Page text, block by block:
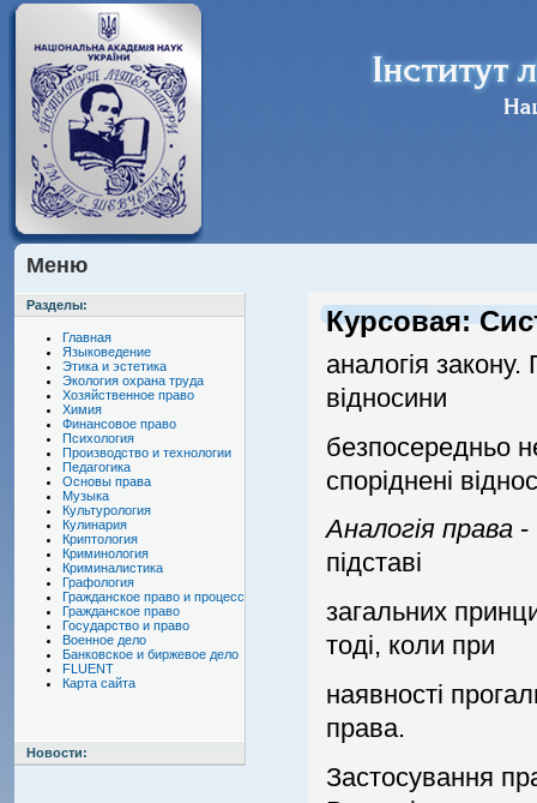
Меню
Разделы:
Главная
Языковедение
Этика и эстетика
Экология охрана труда
Хозяйственное право
Химия
Финансовое право
Психология
Производство и технологии
Педагогика
Основы права
Музыка
Культурология
Кулинария
Криптология
Криминология
Криминалистика
Графология
Гражданское право и процесс
Гражданское право
Государство и право
Военное дело
Банковское и биржевое дело
FLUENT
Карта сайта
Новости:
Курсовая:
аналогiя
вiдносини
безпосередньо
спорiдненi
Аналогiя права -
пiдставi
загальних
тодi, коли при
наявностi
права.
Застосування